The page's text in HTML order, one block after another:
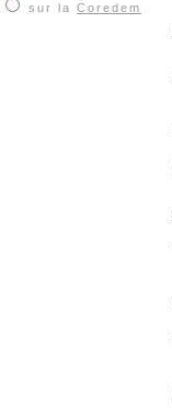
sur la Coredem